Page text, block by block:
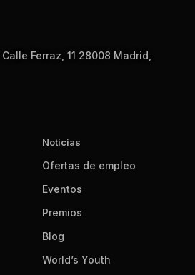
Ferraz, 11 28008 Madrid,
Noticias
Ofertas de empleo
Eventos
Premios
Blog
World’s Youth